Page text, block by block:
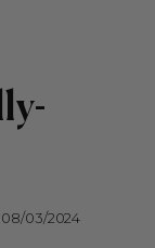
08/03/2024